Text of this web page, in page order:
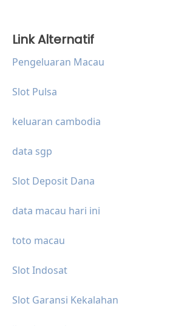
Link Alternatif
Pengeluaran Macau
Slot Pulsa
keluaran cambodia
data sgp
Slot Deposit Dana
data macau hari ini
toto macau
Slot Indosat
Slot Garansi Kekalahan